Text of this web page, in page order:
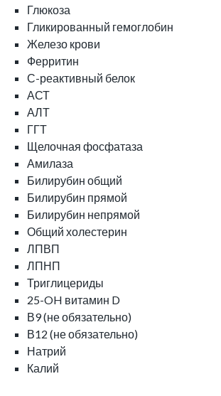
Глюкоза
Гликированный гемоглобин
Железо крови
Ферритин
С-реактивный белок
АСТ
АЛТ
ГГТ
Щелочная фосфатаза
Амилаза
Билирубин общий
Билирубин прямой
Билирубин непрямой
Общий холестерин
ЛПВП
ЛПНП
Триглицериды
25-OH витамин D
В9 (не обязательно)
В12 (не обязательно)
Натрий
Калий